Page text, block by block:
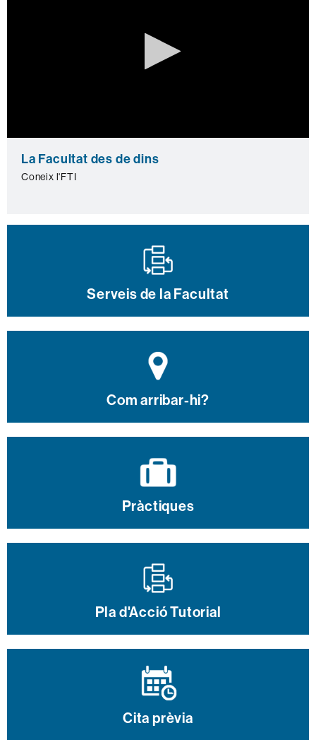
seconds
La Facultat des de dins
Coneix l'FTI
Serveis de la Facultat
Com arribar-hi?
Pràctiques
Pla d'Acció Tutorial
Cita prèvia